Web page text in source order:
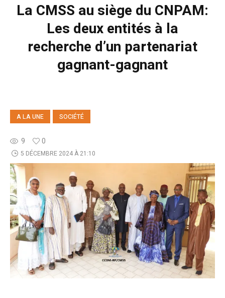
La CMSS au siège du CNPAM:
Les deux entités à la
recherche d’un partenariat
gagnant-gagnant
A LA UNE SOCIÉTÉ
9 0
5 DÉCEMBRE 2024 À 21:10